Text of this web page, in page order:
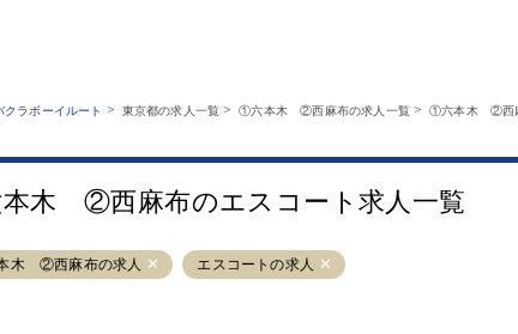
業種から探す
職種から探す
キャバクラボーイルートとは？
ラボーイルート > 東京都の求人一覧 >①六本木 ②西麻布の求人一覧 >①六本木 ②西
木 ②西麻布のエスコート求人一覧
木 ②西麻布の求人 エスコートの求人
銀座 上野 六本木
池袋
立川
千葉中央 門前仲町
町田
大山 赤坂 高円寺